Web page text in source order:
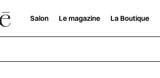
Salon Le magazine La Boutique